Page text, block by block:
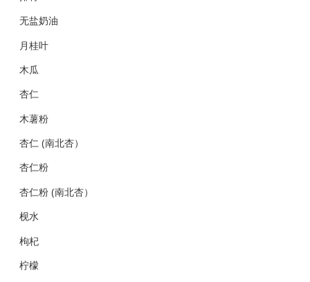
无盐奶油
月桂叶
木瓜
杏仁
木薯粉
杏仁 (南北杏）
杏仁粉
杏仁粉 (南北杏）
枧水
枸杞
柠檬